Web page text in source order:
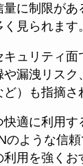
量に制限があ
見られます。
キュリティ
や漏洩リスク
ど）も指摘さ
適に利用す
のような信
用を強くお